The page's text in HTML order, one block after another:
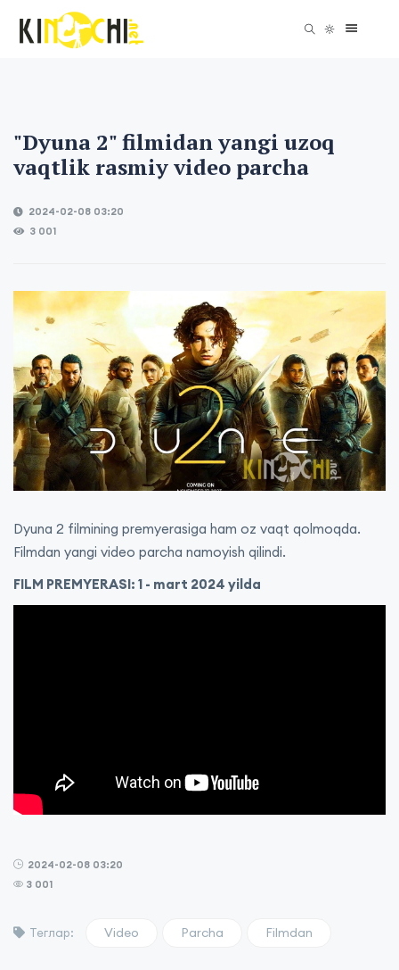
"Dyuna 2" filmidan yangi uzoq
vaqtlik rasmiy video parcha
2024-02-08 03:20
3 001
Dyuna 2 filmining premyerasiga ham oz vaqt qolmoqda.
Filmdan yangi video parcha namoyish qilindi.
FILM PREMYERASI: 1 - mart 2024 yilda
2024-02-08 03:20
3 001
Теглар: Video Parcha Filmdan